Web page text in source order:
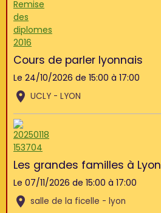
Cours de parler lyonnais
Le 24/10/2026 de 15:00 à 17:00
UCLY - LYON
Les grandes familles à Lyon
Le 07/11/2026 de 15:00 à 17:00
salle de la ficelle - lyon